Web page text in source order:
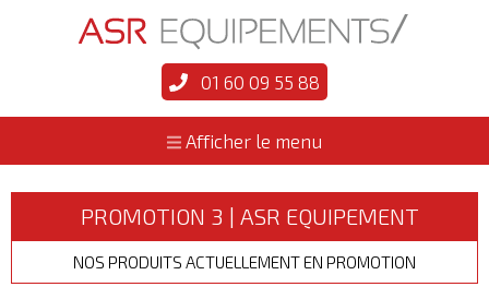
01 60 09 55 88
Afficher le menu
PROMOTION 3 | ASR EQUIPEMENT
NOS PRODUITS ACTUELLEMENT EN PROMOTION